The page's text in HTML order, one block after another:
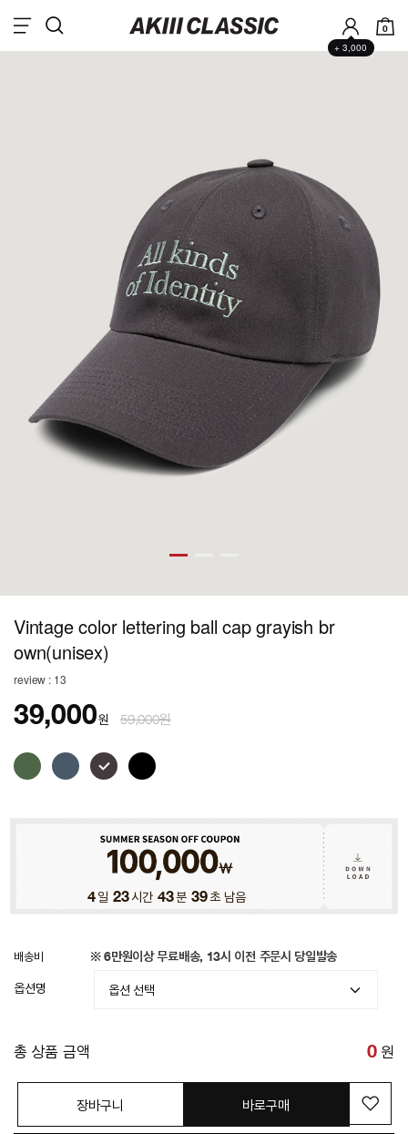
+ 3,000
0
Vintage color lettering ball cap grayish br
own(unisex)
review : 13
39,000원 59,000원
4일 23시간 43분 36초 남음
배송비 ※ 6만원이상 무료배송, 13시 이전 주문시 당일발송
옵션명
총 상품 금액 0 원
장바구니 바로구매